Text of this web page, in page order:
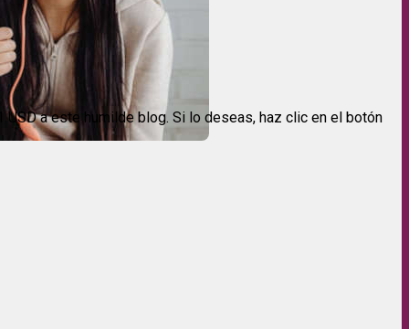
USD a este humilde blog. Si lo deseas, haz clic en el botón